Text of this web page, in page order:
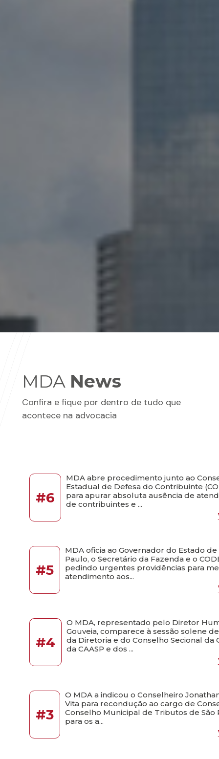
MDA News
Confira e fique por dentro de tudo que
acontece na advocacia
#6
MDA abre procedimento junto ao
Estadual de Defesa do Contribuinte
para apurar absoluta ausência de
de contribuintes e ...
#5
MDA oficia ao Governador do Estado de
Paulo, o Secretário da Fazenda e o
pedindo urgentes providências para
atendimento aos...
#4
O MDA, representado pelo Diretor
Gouveia, comparece à sessão solene
da Diretoria e do Conselho Secional da
da CAASP e dos ...
#3
O MDA a indicou o Conselheiro
Vita para recondução ao cargo de
Conselho Municipal de Tributos de São
para os a...